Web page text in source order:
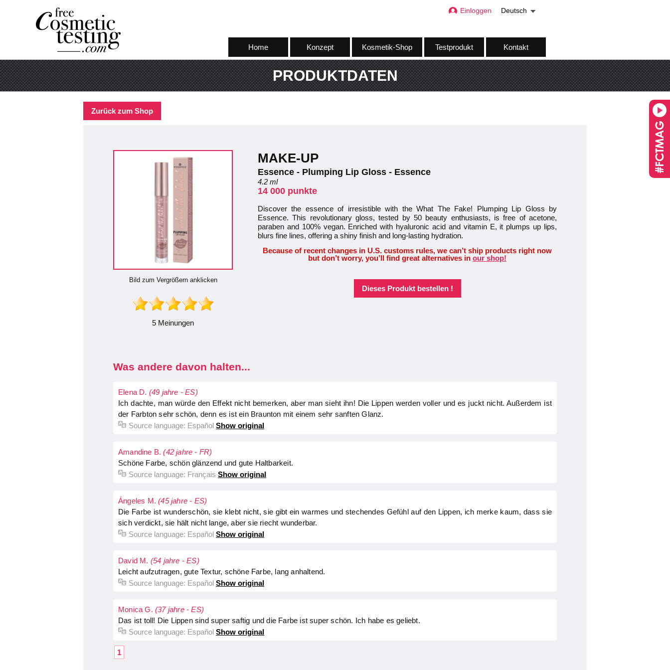
Home Konzept Kosmetik-Shop Testprodukt Kontakt
Einloggen Deutsch
PRODUKTDATEN
Zurück zum Shop
Bild zum Vergrößern anklicken
5 Meinungen
MAKE-UP
Essence - Plumping Lip Gloss - Essence
4.2 ml
14 000 punkte
Discover the essence of irresistible with the What The Fake! Plumping Lip Gloss by
Essence. This revolutionary gloss, tested by 50 beauty enthusiasts, is free of acetone,
paraben and 100% vegan. Enriched with hyaluronic acid and vitamin E, it plumps up lips,
blurs fine lines, offering a shiny finish and long-lasting hydration.
Because of recent changes in U.S. customs rules, we can’t ship products right now
but don’t worry, you’ll find great alternatives in our shop!
Dieses Produkt bestellen !
Was andere davon halten...
Elena D. (49 jahre - ES)
Ich dachte, man würde den Effekt nicht bemerken, aber man sieht ihn! Die Lippen werden voller und es juckt nicht. Außerdem ist
der Farbton sehr schön, denn es ist ein Braunton mit einem sehr sanften Glanz.
Source language: Español Show original
Amandine B.(42 jahre - FR)
Schöne Farbe, schön glänzend und gute Haltbarkeit.
Source language: Français Show original
Ángeles M.(45 jahre - ES)
Die Farbe ist wunderschön, sie klebt nicht, sie gibt ein warmes und stechendes Gefühl auf den Lippen, ich merke kaum, dass sie
sich verdickt, sie hält nicht lange, aber sie riecht wunderbar.
Source language: Español Show original
David M. (54 jahre - ES)
Leicht aufzutragen, gute Textur, schöne Farbe, lang anhaltend.
Source language: Español Show original
Monica G. (37 jahre - ES)
Das ist toll! Die Lippen sind super saftig und die Farbe ist super schön. Ich habe es geliebt.
Source language: Español Show original
1